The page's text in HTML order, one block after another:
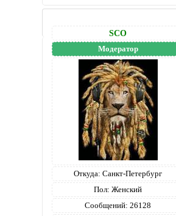
SCO
Модератор
Откуда: Санкт-Петербург
Пол: Женский
Сообщений: 26128